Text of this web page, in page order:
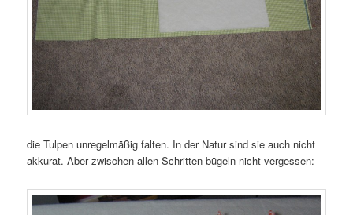
die Tulpen unregelmäßig falten. In der Natur sind sie auch nicht
akkurat. Aber zwischen allen Schritten bügeln nicht vergessen: